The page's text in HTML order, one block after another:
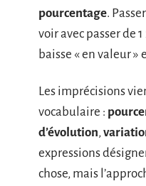
pourcentage.
voir avec passer de
baisse « en valeur »
Les imprécisions
vocabulaire :
d’évolution,
expressions
chose, mais